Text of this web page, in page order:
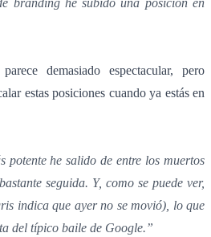
demasiado espectacular, pero
estas posiciones cuando ya estás en
he salido de entre los muertos
seguida. Y, como se puede ver,
indica que ayer no se movió), lo que
del típico baile de Google.”